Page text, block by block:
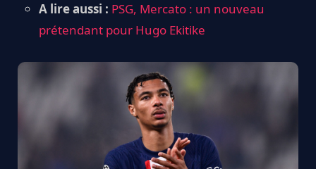
A lire aussi : PSG, Mercato : un nouveau
prétendant pour Hugo Ekitike